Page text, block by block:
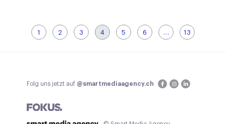
1 2 3 4 5 6 … 13
Folg uns jetzt auf @smartmediaagency.ch